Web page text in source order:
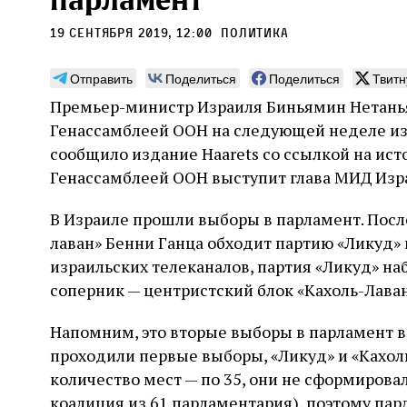
19 сентября 2019, 12:00 политика
Отправить Поделиться Поделиться
Премьер-министр Израиля Биньямин
Генассамблеей ООН на следующей неделе
сообщило издание Haarets со ссылкой на
Генассамблеей ООН выступит глава МИД
В Израиле прошли выборы в парламент.
лаван» Бенни Ганца обходит партию
израильских телеканалов, партия «Ликуд»
соперник — центристский блок «Кахоль-
Напомним, это вторые выборы в парламент в
проходили первые выборы, «Ликуд» и
количество мест — по 35, они не
Погромы 1929 года:
неделя, изменившая
судьбу еврейского ишува
погромов Ребе совершал поездку по святым
местам Эрец‑Исраэль. Он посетил, в
частности, Пещеру праотцев и Западную
стену. Он, несомненно, почувствовал
необычайное напряжение и сознательно
отказался приходить к Стене в Тиша бе‑Ав,
количество хасидов и жителей города и тем
самым не усиливать напряжённость
5 августа Проверено временем
Александр
и
По
тела
2